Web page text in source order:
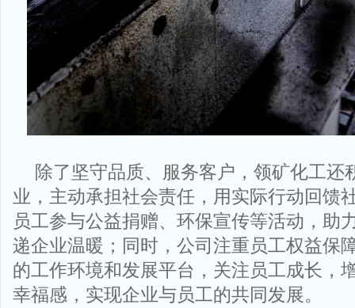
除了坚守品质、服务客户，领矿化工还
业，主动承担社会责任，用实际行动回馈
员工参与公益捐赠、环保宣传等活动，助
递企业温暖；同时，公司注重员工权益保
的工作环境和发展平台，关注员工成长，
幸福感，实现企业与员工的共同发展。